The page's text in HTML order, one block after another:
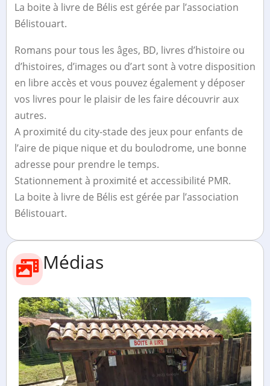
La boite à livre de Bélis est gérée par l’association
Bélistouart.
Romans pour tous les âges, BD, livres d’histoire ou
d’histoires, d’images ou d’art sont à votre disposition
en libre accès et vous pouvez également y déposer
vos livres pour le plaisir de les faire découvrir aux
autres.
A proximité du city-stade des jeux pour enfants de
l’aire de pique nique et du boulodrome, une bonne
adresse pour prendre le temps.
Stationnement à proximité et accessibilité PMR.
La boite à livre de Bélis est gérée par l’association
Bélistouart.
Médias